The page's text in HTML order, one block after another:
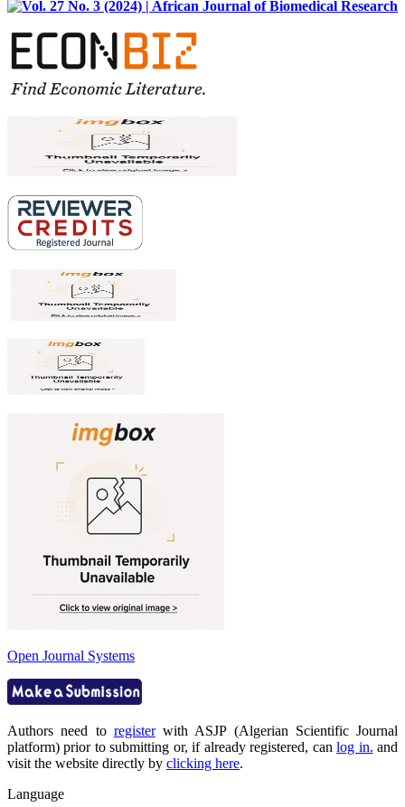
Open Journal Systems
Authors need to registerwith ASJP (Algerian Scientific Journal
platform) prior to submitting or, if already registered, canlog in. and
visit the website directly by clicking here.
Language